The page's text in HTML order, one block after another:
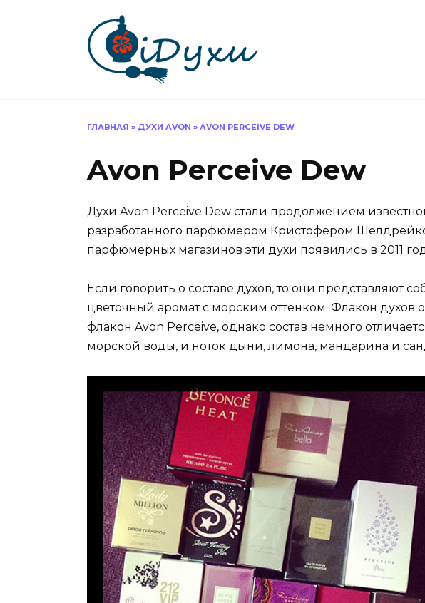
ГЛАВНАЯ » ДУХИ AVON » AVON PERCEIVE DEW
Avon Perceive Dew
Духи Avon Perceive Dew стали продолжением
разработанного парфюмером Кристофером
парфюмерных магазинов эти духи появились в 2011
Если говорить о составе духов, то они представляют
цветочный аромат с морским оттенком. Флакон духов
флакон Avon Perceive, однако состав немного
морской воды, и ноток дыни, лимона, мандарина и